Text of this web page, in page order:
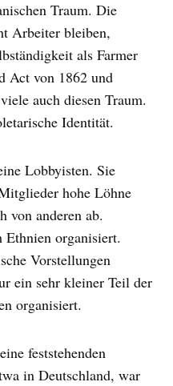
Traum. Die
Arbeiter bleiben,
als Farmer
Act von 1862 und
auch diesen Traum.
Identität.
Lobbyisten. Sie
hohe Löhne
von anderen ab.
Ethnien organisiert.
Vorstellungen
ein sehr kleiner Teil der
organisiert.
feststehenden
in Deutschland, war